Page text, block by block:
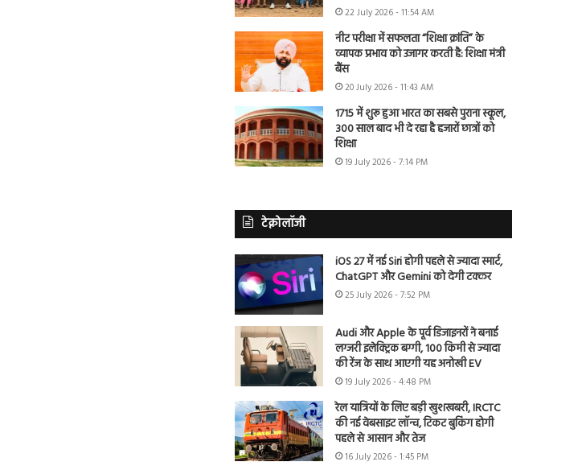
22 July 2026 - 11:54 AM
नीट परीक्षा में सफलता “शिक्षा क्रांति” के
व्यापक प्रभाव को उजागर करती है: शिक्षा मंत्री
बैंस
20 July 2026 - 11:43 AM
1715 में शुरू हुआ भारत का सबसे पुराना स्कूल,
300 साल बाद भी दे रहा है हजारों छात्रों को
शिक्षा
19 July 2026 - 7:14 PM
टेक्नोलॉजी
iOS 27 में नई Siri होगी पहले से ज्यादा स्मार्ट,
ChatGPT और Gemini को देगी टक्कर
25 July 2026 - 7:52 PM
Audi और Apple के पूर्व डिजाइनरों ने बनाई
लग्जरी इलेक्ट्रिक बग्गी, 100 किमी से ज्यादा
की रेंज के साथ आएगी यह अनोखी EV
19 July 2026 - 4:48 PM
रेल यात्रियों के लिए बड़ी खुशखबरी, IRCTC
की नई वेबसाइट लॉन्च, टिकट बुकिंग होगी
पहले से आसान और तेज
16 July 2026 - 1:45 PM